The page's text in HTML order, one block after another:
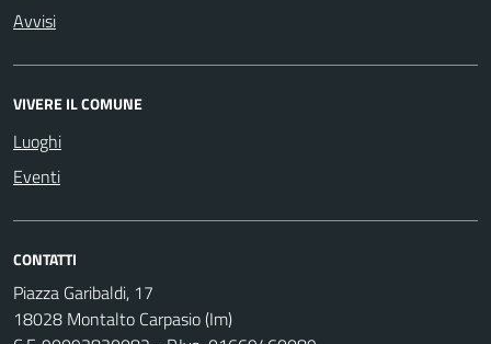
Avvisi
VIVERE IL COMUNE
Luoghi
Eventi
CONTATTI
Piazza Garibaldi, 17
18028 Montalto Carpasio (Im)